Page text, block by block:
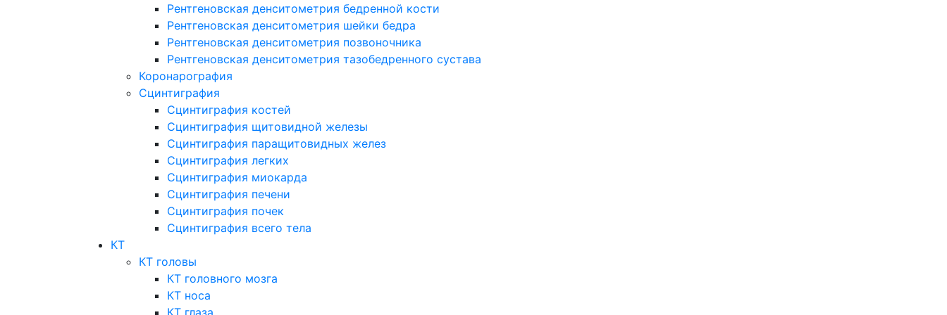
Рентгеновская денситометрия бедренной кости
Рентгеновская денситометрия шейки бедра
Рентгеновская денситометрия позвоночника
Рентгеновская денситометрия тазобедренного сустава
Коронарография
Сцинтиграфия
Сцинтиграфия костей
Сцинтиграфия щитовидной железы
Сцинтиграфия паращитовидных желез
Сцинтиграфия легких
Сцинтиграфия миокарда
Сцинтиграфия печени
Сцинтиграфия почек
Сцинтиграфия всего тела
КТ
КТ головы
КТ головного мозга
КТ носа
КТ глаза